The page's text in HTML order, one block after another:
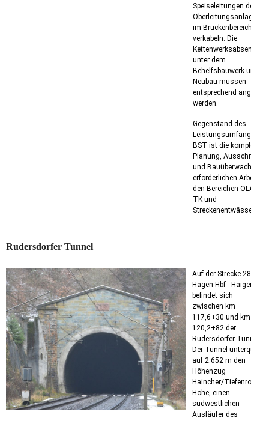
Speiseleitungen der
Oberleitungsanlage
im Brückenbereich zu
verkabeln. Die
unter dem
Behelfsbauwerk und
Neubau müssen
entsprechend angepast
werden.
Gegenstand des
Leistungsumfangs von
BST ist die komplette
Planung,
und Bauüberwachung
erforderlichen Arbeiten
den Bereichen OLA,
TK und
Streckenentwässerung.
Rudersdorfer Tunnel
Auf der Strecke 2800,
Hagen Hbf - Haiger
befindet sich
zwischen km
117,6+30 und km
120,2+82 der
Rudersdorfer Tunnel.
Der Tunnel unterquert
auf 2.652 m den
Höhenzug
Haincher/Tiefenrother
Höhe, einen
südwestlichen
Ausläufer des